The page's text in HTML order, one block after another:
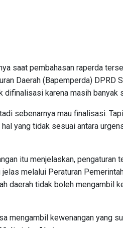
saat pembahasan raperda
Daerah (Bapemperda) DPRD
difinalisasi karena masih banyak
sebenarnya mau finalisasi.
hal yang tidak sesuai antara
itu menjelaskan, pengaturan
melalui Peraturan
daerah tidak boleh mengambil
mengambil kewenangan yang